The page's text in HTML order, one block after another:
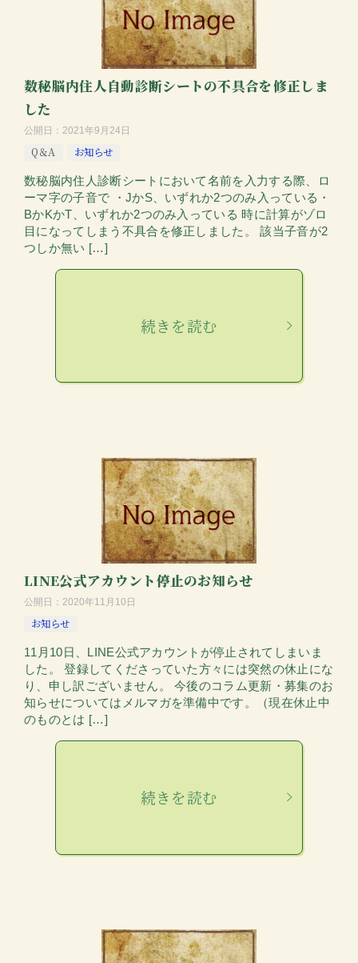
数秘脳内住人自動診断シートの不具合を修正しま
した
公開日： 2021年9月24日
Q＆A お知らせ
数秘脳内住人診断シートにおいて名前を入力する際、ロ
ーマ字の子音で ・JかS、いずれか2つのみ入っている・
BかKかT、いずれか2つのみ入っている 時に計算がゾロ
目になってしまう不具合を修正しました。 該当子音が2
つしか無い […]
続きを読む
LINE公式アカウント停止のお知らせ
公開日： 2020年11月10日
お知らせ
11月10日、LINE公式アカウントが停止されてしまいま
した。 登録してくださっていた方々には突然の休止にな
り、申し訳ございません。 今後のコラム更新・募集のお
知らせについてはメルマガを準備中です。（現在休止中
のものとは […]
続きを読む